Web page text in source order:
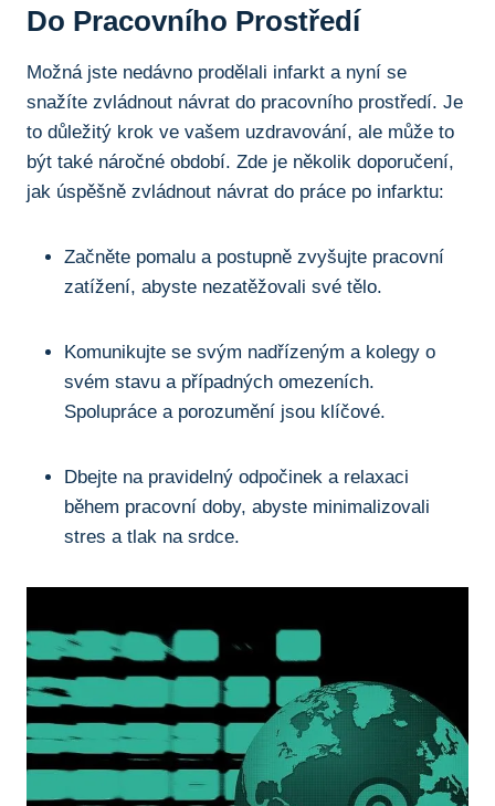
Do Pracovního Prostředí
Možná jste nedávno prodělali infarkt a nyní se
snažíte zvládnout návrat do pracovního prostředí. Je
to důležitý krok ve vašem uzdravování, ale může to
být také náročné období. Zde je několik doporučení,
jak úspěšně zvládnout návrat do práce po infarktu:
Začněte pomalu a postupně zvyšujte pracovní
zatížení, abyste nezatěžovali své tělo.
Komunikujte se svým nadřízeným a kolegy o
svém stavu a případných omezeních.
Spolupráce a porozumění jsou klíčové.
Dbejte na pravidelný odpočinek a relaxaci
během pracovní doby, abyste minimalizovali
stres a tlak na srdce.